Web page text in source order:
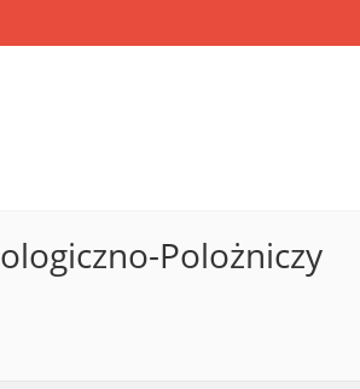
Polożniczy